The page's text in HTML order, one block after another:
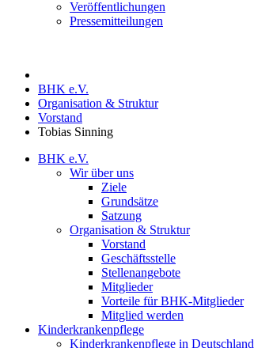
Veröffentlichungen
Pressemitteilungen
BHK e.V.
Organisation & Struktur
Vorstand
Tobias Sinning
BHK e.V.
Wir über uns
Ziele
Grundsätze
Satzung
Organisation & Struktur
Vorstand
Geschäftsstelle
Stellenangebote
Mitglieder
Vorteile für BHK-Mitglieder
Mitglied werden
Kinderkrankenpflege
Kinderkrankenpflege in Deutschland